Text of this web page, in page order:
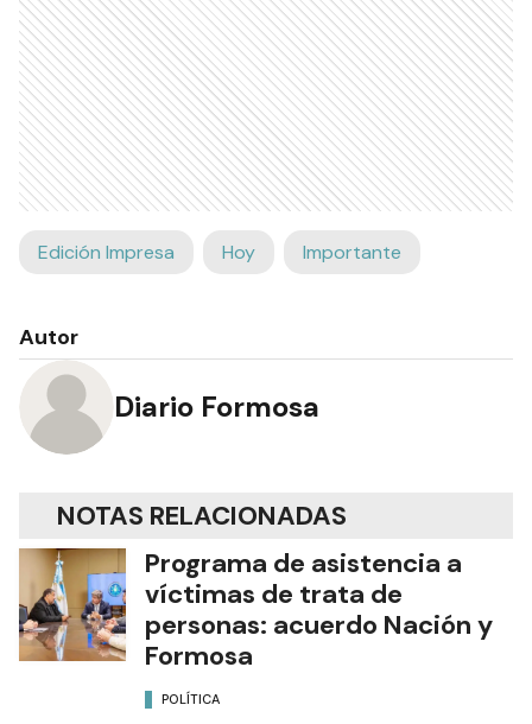
Edición Impresa Hoy Importante
Autor
Diario Formosa
NOTAS RELACIONADAS
Programa de asistencia a
víctimas de trata de
personas: acuerdo Nación y
Formosa
POLÍTICA